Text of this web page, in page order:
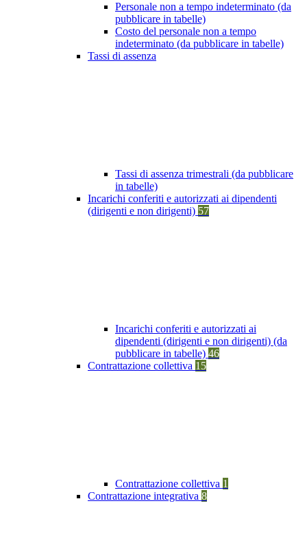
Personale non a tempo indeterminato (da
pubblicare in tabelle)
Costo del personale non a tempo
indeterminato (da pubblicare in tabelle)
Tassi di assenza
Tassi di assenza trimestrali (da pubblicare
in tabelle)
Incarichi conferiti e autorizzati ai dipendenti
(dirigenti e non dirigenti) 57
Incarichi conferiti e autorizzati ai
dipendenti (dirigenti e non dirigenti) (da
pubblicare in tabelle) 46
Contrattazione collettiva 15
Contrattazione collettiva 1
Contrattazione integrativa 8